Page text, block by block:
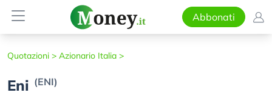
Abbonati
Quotazioni > Azionario Italia >
Eni (ENI)